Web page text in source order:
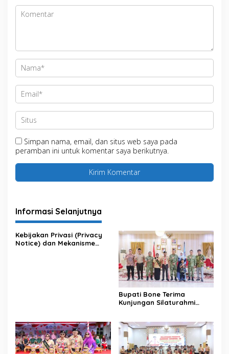
Simpan nama, email, dan situs web saya pada
peramban ini untuk komentar saya berikutnya.
Informasi Selanjutnya
Kebijakan Privasi (Privacy
Notice) dan Mekanisme
Bupati Bone Terima
Kunjungan Silaturahmi